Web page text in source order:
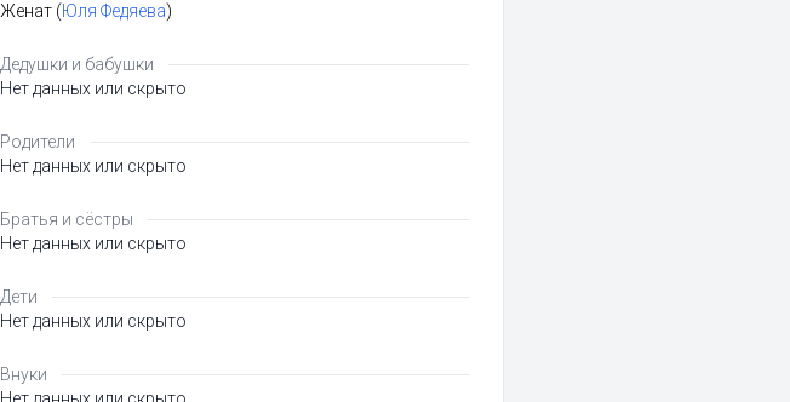
Женат (Юля Федяева)
Дедушки и бабушки
Нет данных или скрыто
Родители
Нет данных или скрыто
Братья и сёстры
Нет данных или скрыто
Дети
Нет данных или скрыто
Внуки